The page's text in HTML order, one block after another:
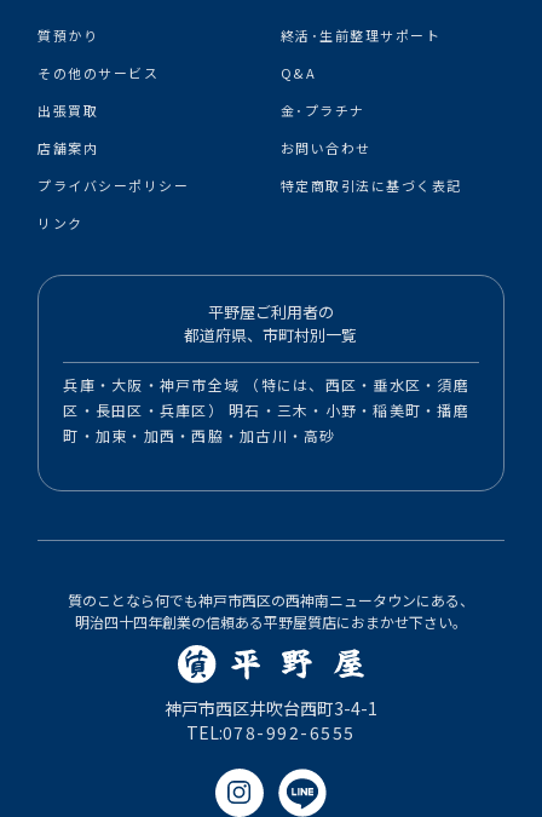
質預かり
終活･生前整理サポート
その他のサービス
Q&A
出張買取
金･プラチナ
店舗案内
お問い合わせ
プライバシーポリシー
特定商取引法に基づく表記
リンク
平野屋ご利用者の
都道府県、市町村別一覧
兵庫・大阪・神戸市全域 （特には、西区・垂水区・須磨
区・長田区・兵庫区） 明石・三木・小野・稲美町・播磨
町・加東・加西・西脇・加古川・高砂
質のことなら何でも神戸市西区の西神南ニュータウンにある、
明治四十四年創業の信頼ある平野屋質店におまかせ下さい。
神戸市西区井吹台西町3-4-1
TEL:078-992-6555